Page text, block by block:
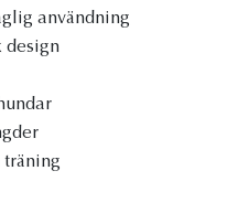
användning
design
träning